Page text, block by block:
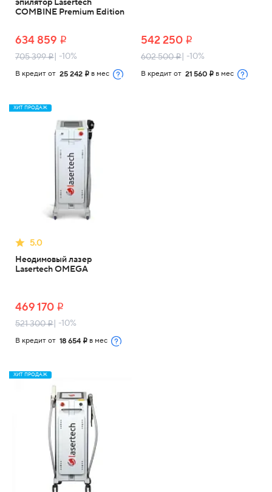
эпилятор Lasertech
COMBINE Premium Edition
634 859 i
705 399i| -10%
В кредит от 25 242 i в мес
542 250 i
602 500i| -10%
В кредит от 21 560 i в мес
ХИТ ПРОДАЖ
5.0
Неодимовый лазер
Lasertech OMEGA
469 170 i
521 300i| -10%
В кредит от 18 654 i в мес
ХИТ ПРОДАЖ